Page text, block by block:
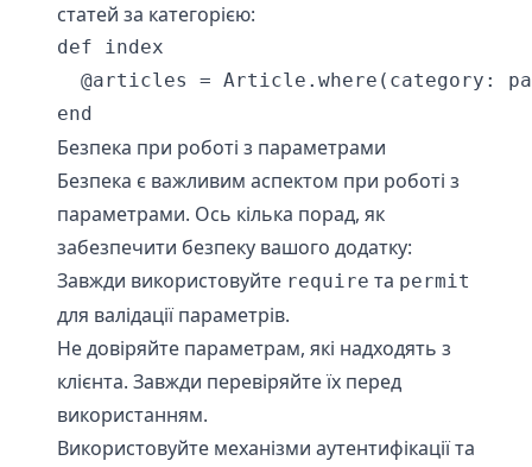
статей за категорією:
def index
@articles = Article.where(category:
end
Безпека при роботі з параметрами
Безпека є важливим аспектом при роботі з
параметрами. Ось кілька порад, як
забезпечити безпеку вашого додатку:
Завжди використовуйте require та permit
для валідації параметрів.
Не довіряйте параметрам, які надходять з
клієнта. Завжди перевіряйте їх перед
використанням.
Використовуйте механізми аутентифікації та